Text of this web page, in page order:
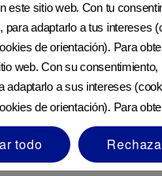
VER
bebés y brinda muchos
de amamantar y alimentar
las implicaciones
podría representar
médica después de
este sitio web. Con tu
adaptarlo a tus intereses
de orientación). Para
web. Con su
adaptarlo a sus intereses
de orientación). Para
todo